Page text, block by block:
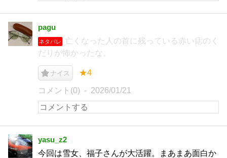
pagu
ネタバレ
亡くなった人の首に残っている赤い痣のく
だりが怖かったな。
ナイス ★4
コメント(0) 2026/01/21
yasu_z2
今回は雪女、福子さんが大活躍。まあまあ面白か